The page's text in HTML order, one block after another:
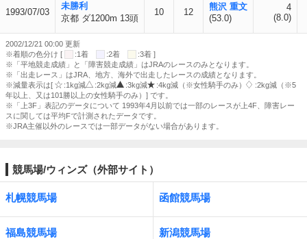
1993/07/03
未勝利
京都 ダ1200m 13頭
10 12
熊沢 重文
(53.0)
4
(8.0)
2002/12/21 00:00 更新
※着順の色分け [
:1着 :2着
:3着 ]
※「平地競走成績」と「障害競走成績」はJRAのレースのみとなります。
※「出走レース」はJRA、地方、海外で出走したレースの成績となります。
※減量表示は[
:1kg減 :2kg減 :3kg減 :4kg減（※女性騎手のみ）
:2kg減（※5
年以上、又は101勝以上の女性騎手のみ）] です。
※「上3F」表記のデータについて 1993年4月以前では一部のレースが上4F、障害レー
スに関しては平均Fで計測されたデータです。
※JRA主催以外のレースでは一部データがない場合があります。
競馬場/ウィンズ（外部サイト）
札幌競馬場 函館競馬場
福島競馬場 新潟競馬場